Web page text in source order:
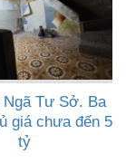
Ngã Tư Sở. Ba
giá chưa đến 5
tỷ